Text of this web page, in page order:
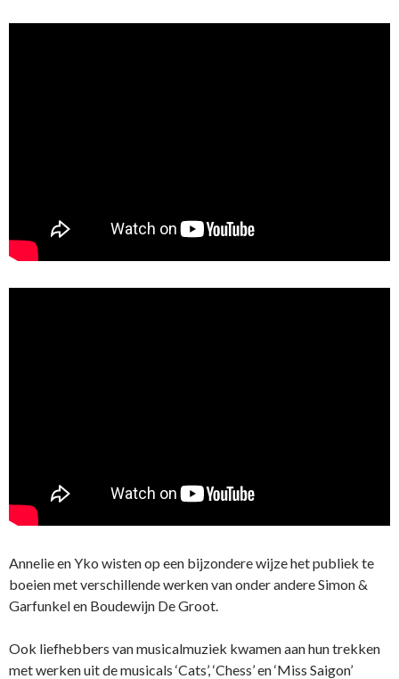
Annelie en Yko wisten op een bijzondere wijze het publiek te
boeien met verschillende werken van onder andere Simon &
Garfunkel en Boudewijn De Groot.
Ook liefhebbers van musicalmuziek kwamen aan hun trekken
met werken uit de musicals ‘Cats’, ‘Chess’ en ‘Miss Saigon’